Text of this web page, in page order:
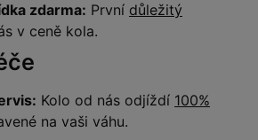
zdarma: První důležitý
v ceně kola.
Kolo od nás odjíždí 100%
na vaši váhu.